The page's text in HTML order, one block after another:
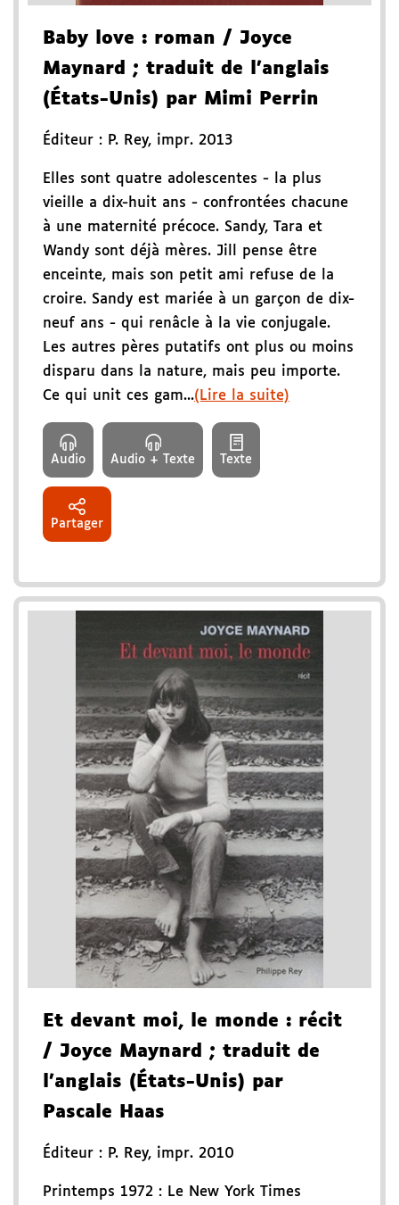
Baby love : roman / Joyce
Maynard
; traduit de l'anglais
(États-Unis) par Mimi Perrin
Éditeur : P. Rey, impr. 2013
Elles sont quatre adolescentes - la plus
vieille a dix-huit ans - confrontées chacune
à une maternité précoce. Sandy, Tara et
Wandy sont déjà mères. Jill pense être
enceinte, mais son petit ami refuse de la
croire. Sandy est mariée à un garçon de dix-
neuf ans - qui renâcle à la vie conjugale.
Les autres pères putatifs ont plus ou moins
disparu dans la nature, mais peu importe.
Ce qui unit ces gam...(Lire la suite)
Audio Audio + Texte Texte
Partager
Et devant moi, le monde : récit
/ Joyce Maynard
; traduit de
l'anglais (États-Unis) par
Pascale Haas
Éditeur : P. Rey, impr. 2010
Printemps 1972 : Le New York Times